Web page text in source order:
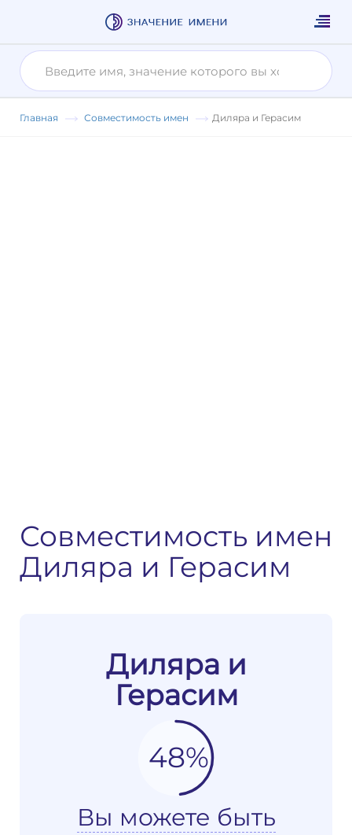
Главная Совместимость имен Диляра и Герасим
Совместимость имен
Диляра и Герасим
Диляра и
Герасим
48%
Вы можете быть